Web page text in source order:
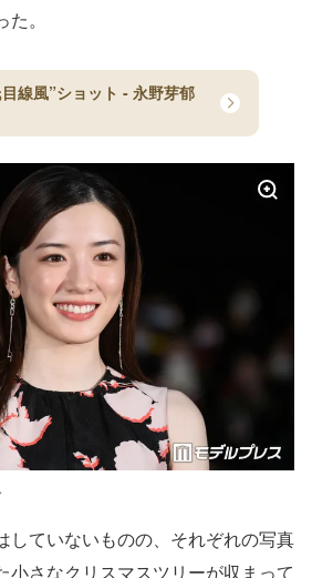
。
線風”ショット - 永野芽郁
していないものの、それぞれの写真
小さなクリスマスツリーが収まって